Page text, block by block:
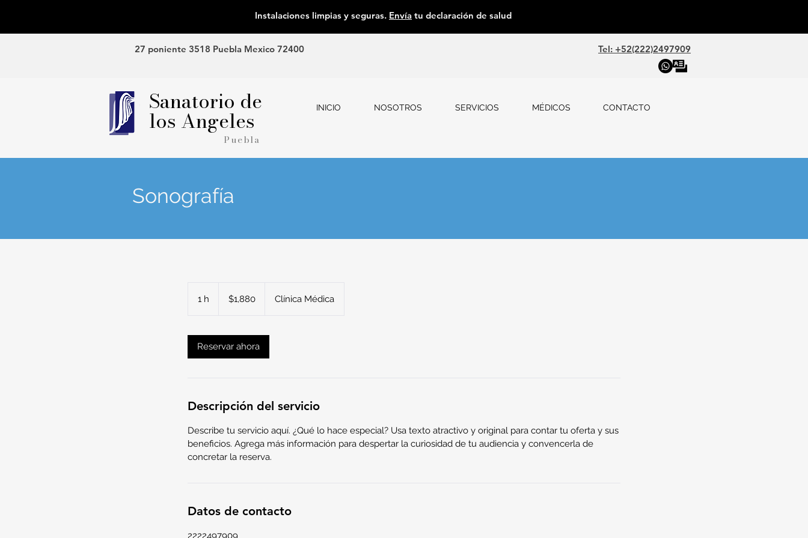
Instalaciones limpias y seguras. Envía tu declaración de salud
27 poniente 3518 Puebla Mexico 72400 Tel: +52(222)2497909
Sanatorio de
los Angeles INICIO NOSOTROS SERVICIOS MÉDICOS CONTACTO
Puebla
Sonografía
1 h
mexicanos
$1,880 Clínica Médica
Reservar ahora
Descripción del servicio
Describe tu servicio aquí. ¿Qué lo hace especial? Usa texto atractivo y original para contar tu oferta y sus
beneficios. Agrega más información para despertar la curiosidad de tu audiencia y convencerla de
concretar la reserva.
Datos de contacto
2222497909